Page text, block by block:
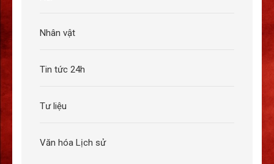
Nhân vật
Tin tức 24h
Tư liệu
Văn hóa Lịch sử